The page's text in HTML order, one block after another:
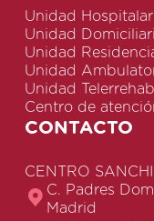
Unidad
Unidad
Unidad
Unidad
Unidad
Centro de
CONTACTO
CENTRO
C. Padres
Madrid